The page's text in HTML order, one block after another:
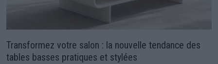
Transformez votre salon : la nouvelle tendance des
tables basses pratiques et stylées